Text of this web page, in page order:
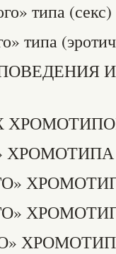
типа (секс)
типа
ХРОМОТИПА